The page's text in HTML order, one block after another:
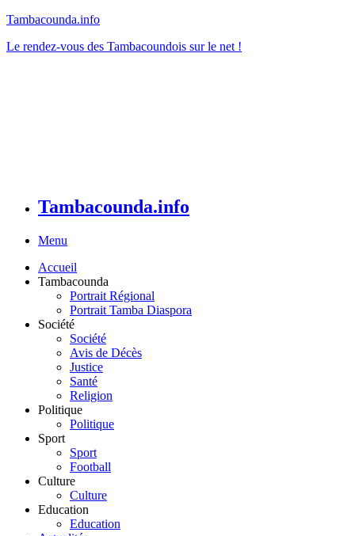
Tambacounda.info
Le rendez-vous des Tambacoundois sur le net !
Tambacounda.info
Menu
Accueil
Tambacounda
Portrait Régional
Portrait Tamba Diaspora
Société
Société
Avis de Décès
Justice
Santé
Religion
Politique
Politique
Sport
Sport
Football
Culture
Culture
Education
Education